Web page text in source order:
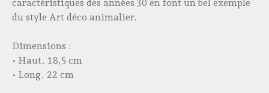
caractéristiques des années 30 en font un bel exemple
du style Art déco animalier.
Dimensions :
• Haut. 18,5 cm
• Long. 22 cm